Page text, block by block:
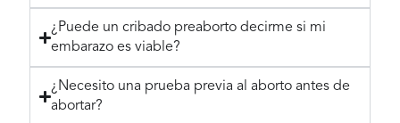
¿Puede un cribado preaborto decirme si mi
embarazo es viable?
¿Necesito una prueba previa al aborto antes de
abortar?